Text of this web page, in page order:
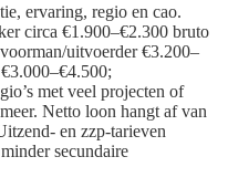
ervaring, regio en cao.
circa €1.900–€2.300 bruto
uitvoerder €3.200–
met veel projecten of
Netto loon hangt af van
en zzp-tarieven
secundaire